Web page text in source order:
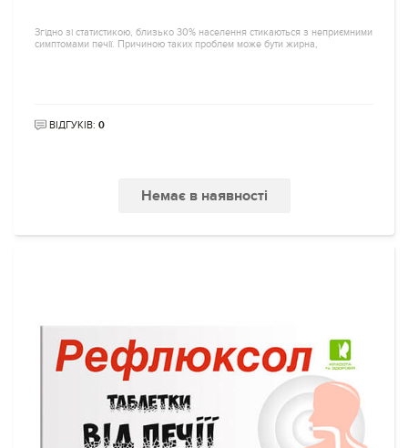
Згідно зі статистикою, близько 30% населення стикаються з неприємними
симптомами печії. Причиною таких проблем може бути жирна,
ВІДГУКІВ: 0
Немає в наявності